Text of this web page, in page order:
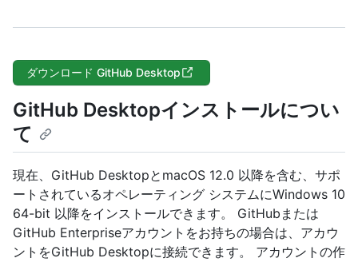
ダウンロード GitHub Desktop
GitHub Desktopインストールについ
て
現在、GitHub DesktopとmacOS 12.0 以降を含む、サポ
ートされているオペレーティング システムにWindows 10
64-bit 以降をインストールできます。 GitHubまたは
GitHub Enterpriseアカウントをお持ちの場合は、アカウ
ントをGitHub Desktopに接続できます。 アカウントの作